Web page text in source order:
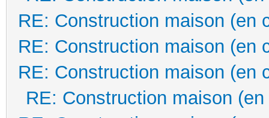
RE: Construction maison (en
RE: Construction maison (en
RE: Construction maison (en
RE: Construction maison